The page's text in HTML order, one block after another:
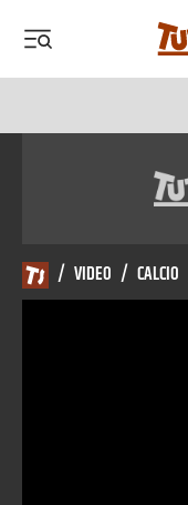
/ VIDEO / CALCIO